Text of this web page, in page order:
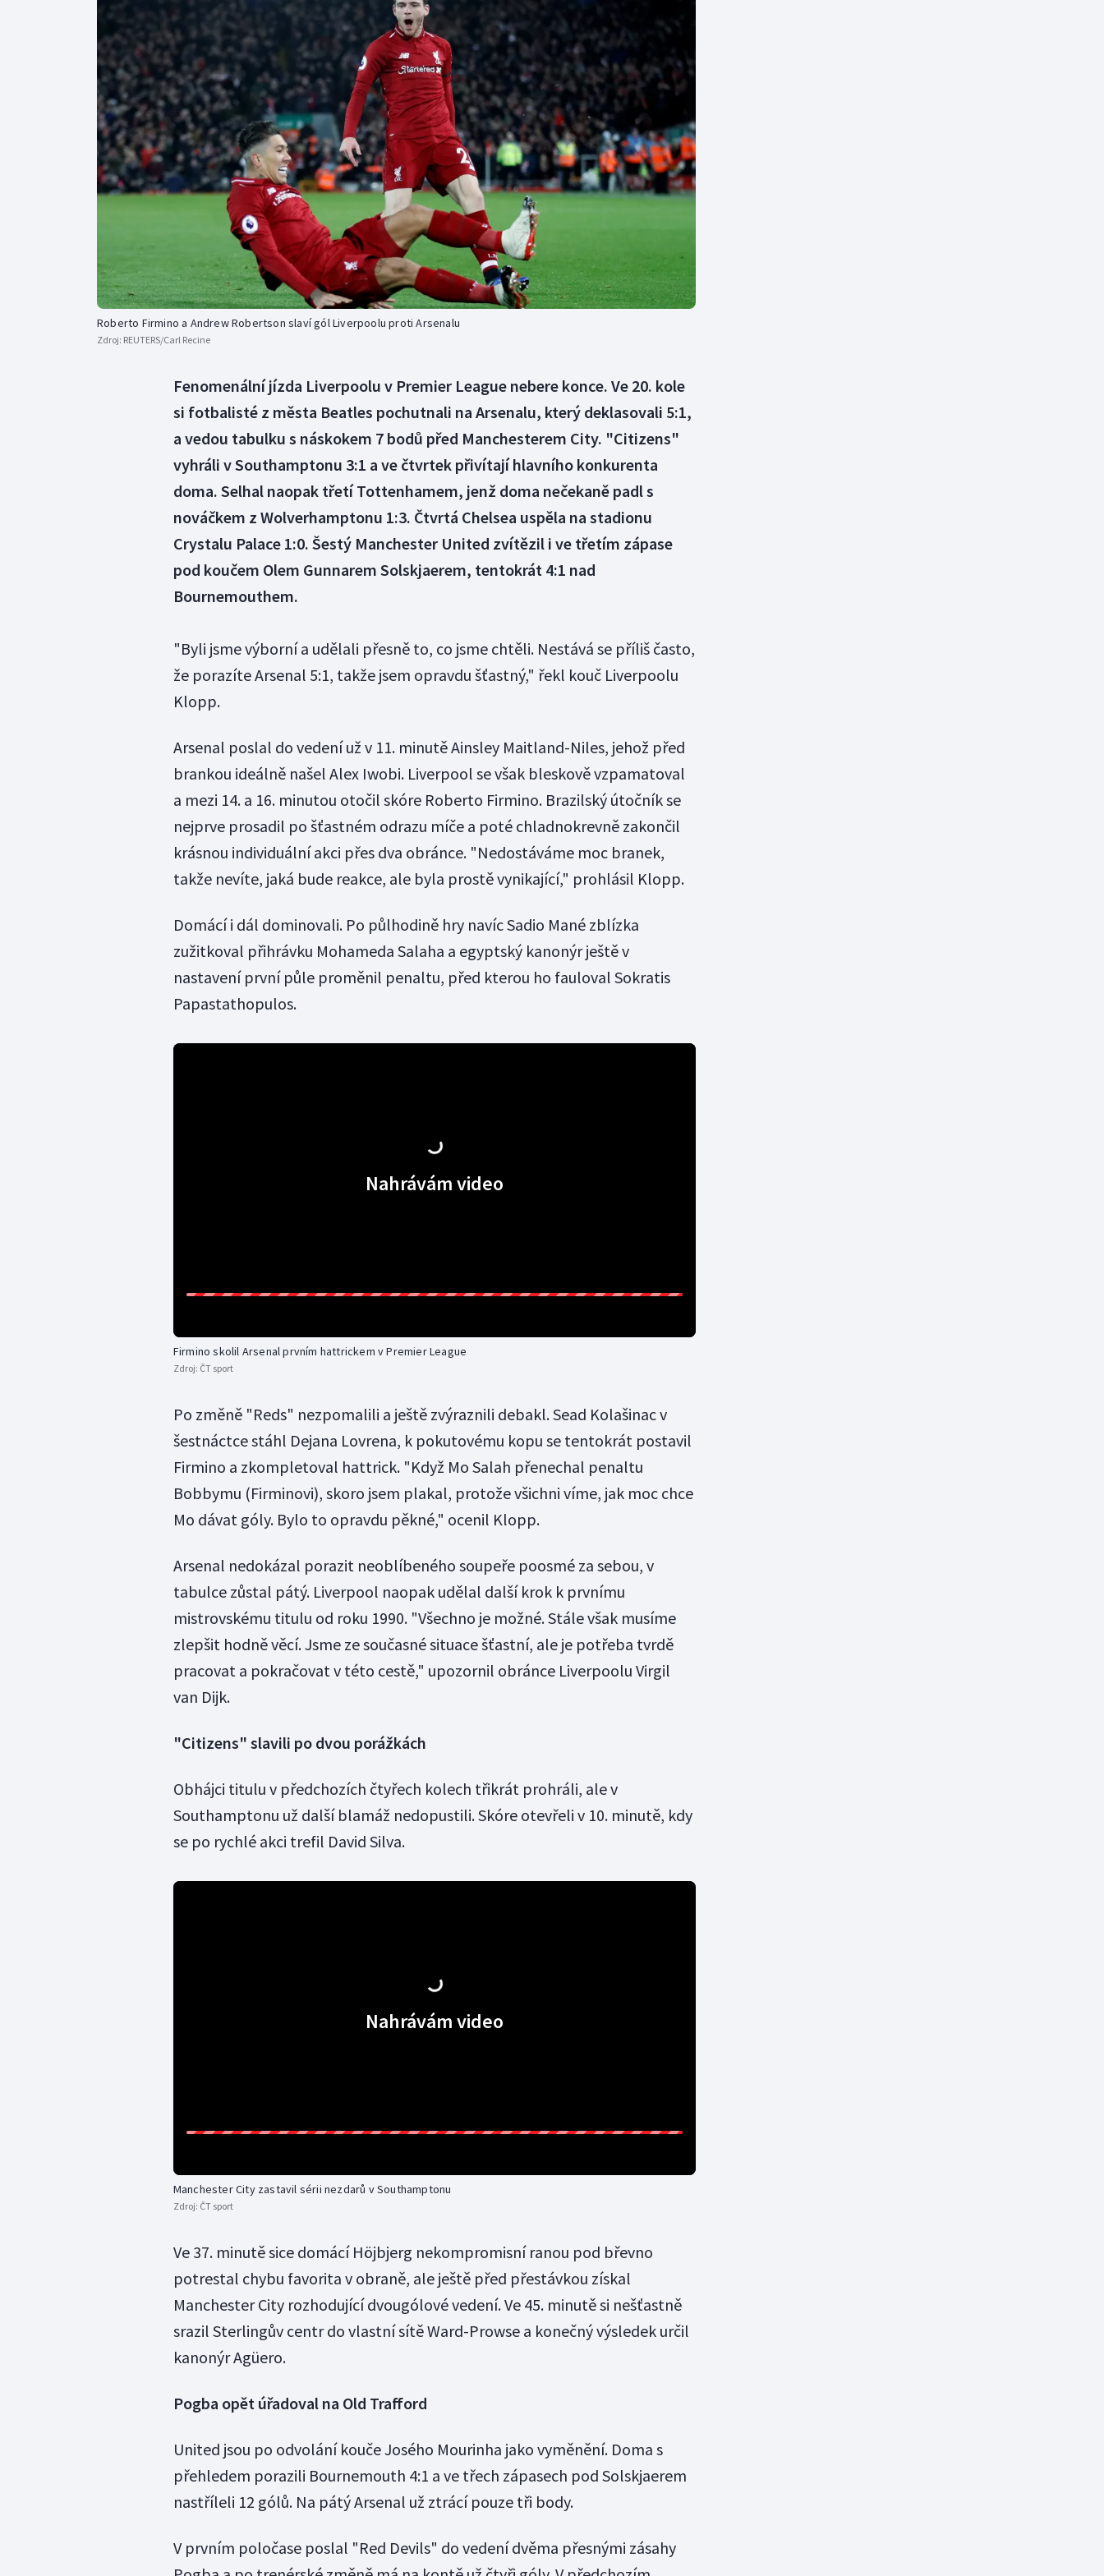
Curling
Dostihy
Florbal
Futsal
Golf
Gymnastika
Moderní pětiboj
Motorsport
Olympijské hry
Parasport
Plavání
Plážový volejbal
Veslování
Vodní slalom
Volejbal
Ostatní
Roberto Firmino a Andrew Robertson slaví gól Liverpoolu proti Arsenalu
Zdroj: REUTERS/Carl Recine
Fenomenální jízda Liverpoolu v Premier League nebere konce. Ve 20. kole
si fotbalisté z města Beatles pochutnali na Arsenalu, který deklasovali 5:1,
a vedou tabulku s náskokem 7 bodů před Manchesterem City. "Citizens"
vyhráli v Southamptonu 3:1 a ve čtvrtek přivítají hlavního konkurenta
doma. Selhal naopak třetí Tottenhamem, jenž doma nečekaně padl s
nováčkem z Wolverhamptonu 1:3. Čtvrtá Chelsea uspěla na stadionu
Crystalu Palace 1:0. Šestý Manchester United zvítězil i ve třetím zápase
pod koučem Olem Gunnarem Solskjaerem, tentokrát 4:1 nad
Bournemouthem.
"Byli jsme výborní a udělali přesně to, co jsme chtěli. Nestává se příliš často,
že porazíte Arsenal 5:1, takže jsem opravdu šťastný," řekl kouč Liverpoolu
Klopp.
Arsenal poslal do vedení už v 11. minutě Ainsley Maitland-Niles, jehož před
brankou ideálně našel Alex Iwobi. Liverpool se však bleskově vzpamatoval
a mezi 14. a 16. minutou otočil skóre Roberto Firmino. Brazilský útočník se
nejprve prosadil po šťastném odrazu míče a poté chladnokrevně zakončil
krásnou individuální akci přes dva obránce. "Nedostáváme moc branek,
takže nevíte, jaká bude reakce, ale byla prostě vynikající," prohlásil Klopp.
Domácí i dál dominovali. Po půlhodině hry navíc Sadio Mané zblízka
zužitkoval přihrávku Mohameda Salaha a egyptský kanonýr ještě v
nastavení první půle proměnil penaltu, před kterou ho fauloval Sokratis
Papastathopulos.
Nahrávám video
Firmino skolil Arsenal prvním hattrickem v Premier League
Zdroj: ČT sport
Po změně "Reds" nezpomalili a ještě zvýraznili debakl. Sead Kolašinac v
šestnáctce stáhl Dejana Lovrena, k pokutovému kopu se tentokrát postavil
Firmino a zkompletoval hattrick. "Když Mo Salah přenechal penaltu
Bobbymu (Firminovi), skoro jsem plakal, protože všichni víme, jak moc chce
Mo dávat góly. Bylo to opravdu pěkné," ocenil Klopp.
Arsenal nedokázal porazit neoblíbeného soupeře poosmé za sebou, v
tabulce zůstal pátý. Liverpool naopak udělal další krok k prvnímu
mistrovskému titulu od roku 1990. "Všechno je možné. Stále však musíme
zlepšit hodně věcí. Jsme ze současné situace šťastní, ale je potřeba tvrdě
pracovat a pokračovat v této cestě," upozornil obránce Liverpoolu Virgil
van Dijk.
"Citizens" slavili po dvou porážkách
Obhájci titulu v předchozích čtyřech kolech třikrát prohráli, ale v
Southamptonu už další blamáž nedopustili. Skóre otevřeli v 10. minutě, kdy
se po rychlé akci trefil David Silva.
Nahrávám video
Manchester City zastavil sérii nezdarů v Southamptonu
Zdroj: ČT sport
Ve 37. minutě sice domácí Höjbjerg nekompromisní ranou pod břevno
potrestal chybu favorita v obraně, ale ještě před přestávkou získal
Manchester City rozhodující dvougólové vedení. Ve 45. minutě si nešťastně
srazil Sterlingův centr do vlastní sítě Ward-Prowse a konečný výsledek určil
kanonýr Agüero.
Pogba opět úřadoval na Old Trafford
United jsou po odvolání kouče Josého Mourinha jako vyměnění. Doma s
přehledem porazili Bournemouth 4:1 a ve třech zápasech pod Solskjaerem
nastříleli 12 gólů. Na pátý Arsenal už ztrácí pouze tři body.
V prvním poločase poslal "Red Devils" do vedení dvěma přesnými zásahy